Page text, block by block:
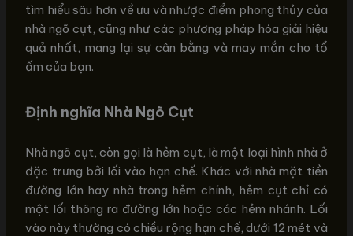
tìm hiểu sâu hơn về ưu và nhược điểm phong thủy của
nhà ngõ cụt, cũng như các phương pháp hóa giải hiệu
quả nhất, mang lại sự cân bằng và may mắn cho tổ
ấm của bạn.
Định nghĩa Nhà Ngõ Cụt
Nhà ngõ cụt, còn gọi là hẻm cụt, là một loại hình nhà ở
đặc trưng bởi lối vào hạn chế. Khác với nhà mặt tiền
đường lớn hay nhà trong hẻm chính, hẻm cụt chỉ có
một lối thông ra đường lớn hoặc các hẻm nhánh. Lối
vào này thường có chiều rộng hạn chế, dưới 12 mét và